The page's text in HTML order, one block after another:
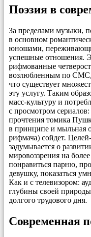
Поэзия в
За пределами музыки,
в основном
юношами,
успешные отношения.
рифмованные
возлюбленным по СМС,
что существует
эту услугу. Таким
масс-культуру и
с просмотром
прочтения томика
в принципе и мыльная
рифмача) сойдет.
задумывается о
мировоззрения на
понравиться парню,
девушку, показаться
Как и с телевизором:
глубины своей
долгого трудового дня.
Современная